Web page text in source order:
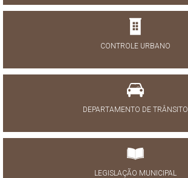
CONTROLE URBANO
DEPARTAMENTO DE TRÂNSITO
LEGISLAÇÃO MUNICIPAL